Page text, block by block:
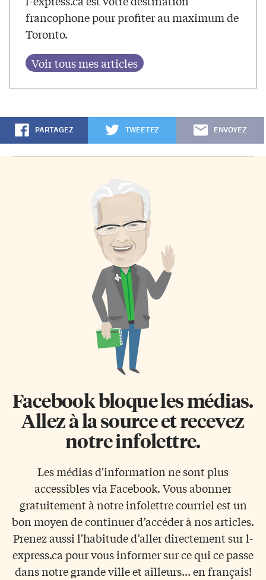
francophone pour profiter au maximum de
Toronto.
PARTAGEZ TWEETEZ ENVOYEZ
Facebook bloque les médias.
Allez à la source et recevez
notre infolettre.
Les médias d'information ne sont plus
accessibles via Facebook. Vous abonner
gratuitement à notre infolettre courriel est un
bon moyen de continuer d’accéder à nos articles.
Prenez aussi l'habitude d’aller directement sur l-
express.ca pour vous informer sur ce qui ce passe
dans notre grande ville et ailleurs... en français!